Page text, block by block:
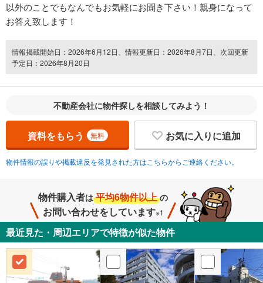
以外のことでもなんでもお気軽にお聞き下さい！親身になって
お答え致します！
情報掲載開始日：2026年6月12日、情報更新日：2026年8月7日、次回更新
予定日：2026年8月20日
不動産会社に物件探しを相談してみよう！
資料をもらう 無料 お気に入りに追加
物件情報の誤りや掲載違反を発見された方はこちらからご連絡ください。
物件購入者は 平均6物件以上 の
お問い合わせをしています※1
最近見た・周辺エリアで特徴が似た物件